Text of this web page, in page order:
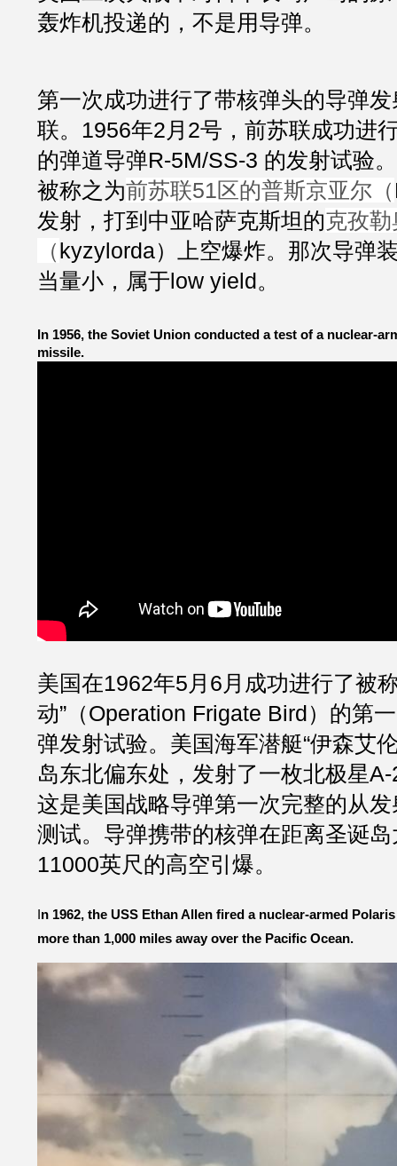
轰炸机投递的，不是用导弹。
第一次成功进行了带核弹头的导弹
联。1956年2月2号，前苏联成功进
的弹道导弹R-5M/SS-3 的发射试验
被称之为前苏联51区的普斯京亚尔（
发射，打到中亚哈萨克斯坦的克孜
（kyzylorda）上空爆炸。那次导弹
当量小，属于low yield。
In 1956, the Soviet Union conducted a test of a nuclear-
missile.
美国在1962年5月6月成功进行了被
动”（Operation Frigate Bird）的第
弹发射试验。美国海军潜艇“伊森艾
岛东北偏东处，发射了一枚北极星
这是美国战略导弹第一次完整的从
测试。导弹携带的核弹在距离圣诞
11000英尺的高空引爆。
In 1962, the USS Ethan Allen fired a nuclear-armed
more than 1,000 miles away over the Pacific Ocean.